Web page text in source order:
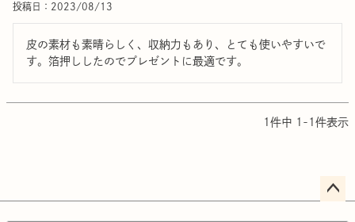
投稿日 2023/08/13
皮の素材も素晴らしく、収納力もあり、とても使いやすいで
す。箔押ししたのでプレゼントに最適です。
1 件中 1 - 1 件表示